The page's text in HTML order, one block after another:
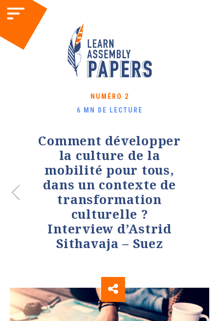
NUMÉRO 2
6 MN DE LECTURE
Comment développer
la culture de la
mobilité pour tous,
dans un contexte de
transformation
culturelle ?
Interview d’Astrid
Sithavaja – Suez